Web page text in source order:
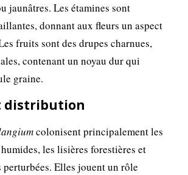
jaunâtres. Les étamines sont
donnant aux fleurs un aspect
fruits sont des drupes charnues,
contenant un noyau dur qui
graine.
distribution
colonisent principalement les
les lisières forestières et
perturbées. Elles jouent un rôle